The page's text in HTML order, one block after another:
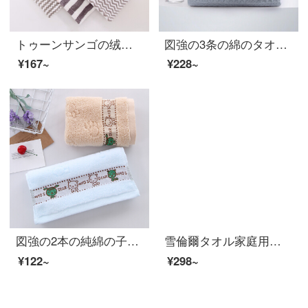
トゥーンサンゴの绒のタオル3枚の挂け式大人の子供の台所の洗面所の柔软な吸水のかわいいタオルの水の波纹の灰+カラーの灰色+パイナップルの灰色の30*30 cm
¥167~
図強の3条の綿のタオルの長い綿の家庭用の大人の男女は柔らかくて、毛速乾の全綿の生理用ナプキンの粉+青+灰色の34*74 cmを落としにくいです。
¥228~
図強の2本の純綿の子供用タオルを入れます。子供用タオルです。赤ちゃん用のタオルは柔らかいです。ベビータオルは青＋カレーです。
¥122~
雪倫爾タオル家庭用紡績A類純綿子供タオル柔軟吸水洗顔タオル3条白/粉/紫33 cm萌えシリーズ：白米+空色+緑の3つの服
¥298~